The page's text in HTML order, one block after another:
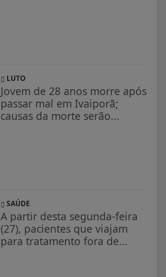
LUTO
Jovem de 28 anos morre após
passar mal em Ivaiporã;
causas da morte serão...
SAÚDE
A partir desta segunda-feira
(27), pacientes que viajam
para tratamento fora de...